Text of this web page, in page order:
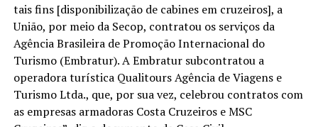
tais fins [disponibilização de cabines em cruzeiros], a
União, por meio da Secop, contratou os serviços da
Agência Brasileira de Promoção Internacional do
Turismo (Embratur). A Embratur subcontratou a
operadora turística Qualitours Agência de Viagens e
Turismo Ltda., que, por sua vez, celebrou contratos com
as empresas armadoras Costa Cruzeiros e MSC